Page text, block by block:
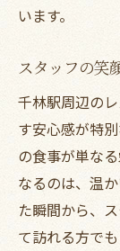
います。
スタッフの笑
千林駅周辺の
す安心感が特
の食事が単な
なるのは、温
た瞬間から、
て訪れる方で